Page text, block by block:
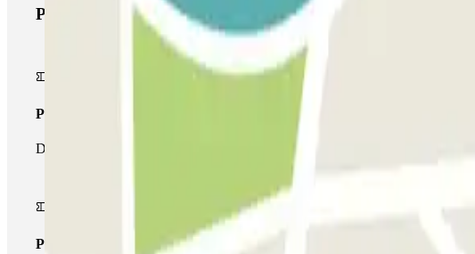
Prodotti di Parclick
Pass unico
Durante il tuo soggiorno potrai entrare e uscire dal parcheggio una sola volta
Pass multiparking